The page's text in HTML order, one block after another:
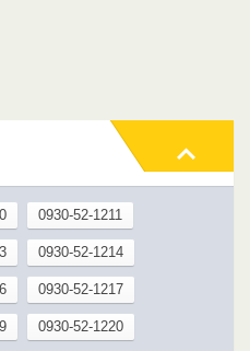
0930-52-1211
0930-52-1214
0930-52-1217
0930-52-1220